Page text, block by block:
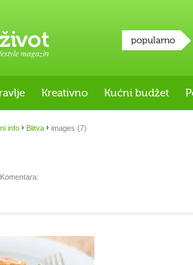
magazin
popularno
Kreativno Kućni budžet
info › Blitva › images (7)
Komentara: